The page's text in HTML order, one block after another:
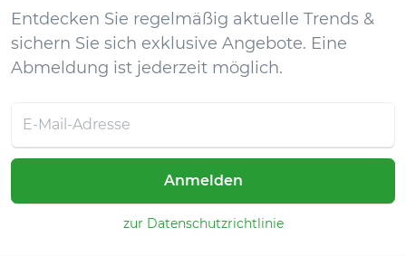
Entdecken Sie regelmäßig aktuelle Trends &
sichern Sie sich exklusive Angebote. Eine
Abmeldung ist jederzeit möglich.
Anmelden
zur Datenschutzrichtlinie